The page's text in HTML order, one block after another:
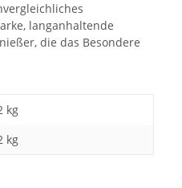
langanhaltende
die das Besondere
kg
kg